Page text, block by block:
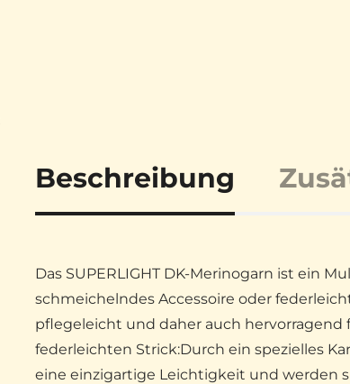
Beschreibung
Das SUPERLIGHT DK-Merinogarn ist ein
schmeichelndes Accessoire oder
pflegeleicht und daher auch hervorragend
federleichten Strick:Durch ein spezielles
eine einzigartige Leichtigkeit und werden